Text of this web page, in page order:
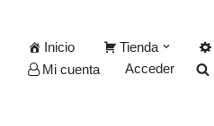
Inicio Tienda
Mi cuenta
Acceder